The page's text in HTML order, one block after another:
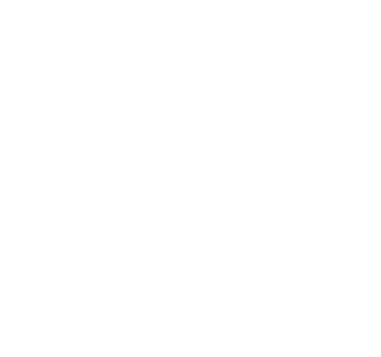
A tapasztalatok azt bizonyítják, hogy az
is mérséklik a szénhidrátok
A két előbbi a véráramba jutva a máj
mondta Rosalba Giacccio, az olasz
valaki lefogy, a bélflóra átáll a +jó+